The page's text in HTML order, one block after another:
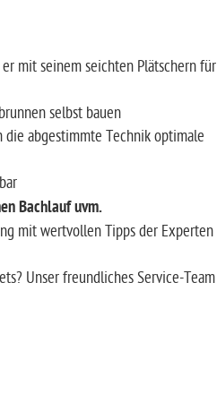
mit seinem seichten Plätschern für
selbst bauen
die abgestimmte Technik optimale
Bachlauf uvm.
mit wertvollen Tipps der Experten
Unser freundliches Service-Team